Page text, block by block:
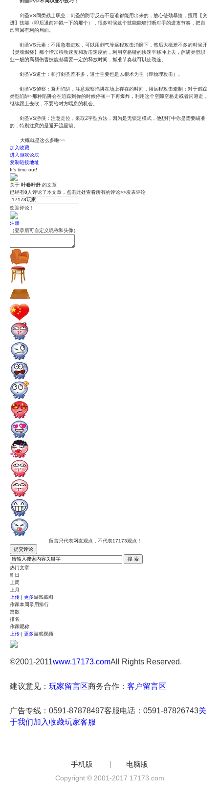
剑圣VS同类战士职业：剑圣的防守反击不是谁都能用出来的，放心使劲暴揍，擅用【突
进】技能（即后退前冲戳一下的那个），很多时候这个技能能够打断对手的进攻节奏，把自
己带回有利的局面。
剑圣VS元素：不用急着进攻，可以用剑气等远程攻击消磨下，然后大概差不多的时候开
【灵魂燃烧】那个增加移动速度和攻击速度的，利用空格键的快速平移冲上去，萨满类型职
业一般的高额伤害技能都需要一定的释放时间，抓准节奏就可以使劲连。
剑圣VS道士：和打剑圣差不多，道士主要也是以棍术为主（即物理攻击）。
剑圣VS侦察：避开陷阱，注意观察陷阱在场上存在的时间，用远程攻击牵制；对于追踪
类型陷阱~那种陷阱会在追踪到你的时候停顿一下再爆炸，利用这个空隙空格走或者闪避走，
继续跟上去砍，不要给对方喘息的机会。
剑圣VS游侠：注意走位，采取Z字型方法，因为是无锁定模式，他想打中你是需要瞄准
的，特别注意的是避开流星箭。
大概就是这么多啦~~
加入收藏
进入游戏论坛
复制链接地址
It's time out!
关于 叶卷叶舒 的文章
已经有0人评论了本文章，点击此处查看所有的评论>>发表评论
欢迎评论！
注册
（登录后可自定义昵称和头像）
留言只代表网友观点，不代表17173观点！
热门文章
昨日
上周
上月
上传 | 更多游戏截图
作家本周录用排行
篇数
排名
作家昵称
上传 | 更多游戏视频
©2001-2011www.17173.comAll Rights Reserved.
建议意见： 玩家留言区商务合作： 客户留言区
广告专线：0591-87878497客服电话：0591-87826743关
于我们加入收藏玩家客服
手机版 | 电脑版
Copyright © 2001-2017 17173.com